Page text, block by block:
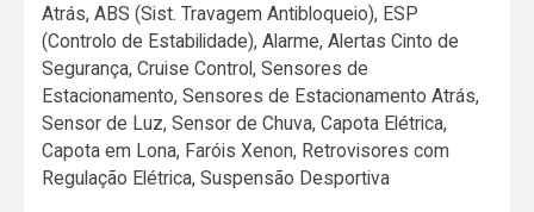
Atrás, ABS (Sist. Travagem Antibloqueio), ESP
(Controlo de Estabilidade), Alarme, Alertas Cinto de
Segurança, Cruise Control, Sensores de
Estacionamento, Sensores de Estacionamento Atrás,
Sensor de Luz, Sensor de Chuva, Capota Elétrica,
Capota em Lona, Faróis Xenon, Retrovisores com
Regulação Elétrica, Suspensão Desportiva